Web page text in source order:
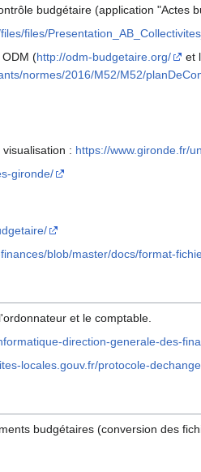
budgétaire (application "Actes
files/
(http://odm-budgetaire.org/ et
normes/2016/M52/M52/
: https://www.gironde.fr/
gironde/
blob/master/docs/format-
et le comptable.
direction-generale-des-
locales.gouv.fr/protocole-
budgétaires (conversion des